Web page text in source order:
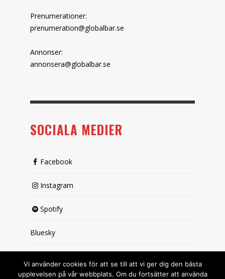
Prenumerationer:
prenumeration@globalbar.se
Annonser:
annonsera@globalbar.se
SOCIALA MEDIER
Facebook
Instagram
Spotify
Bluesky
Vi använder cookies för att se till att vi ger dig den bästa
upplevelsen på vår webbplats. Om du fortsätter att använda